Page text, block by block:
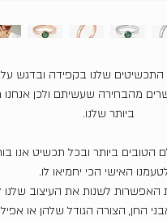
שלנו בקפידה ובדגש
מהבחירה שעשיתם ולכן
ביותר שלנו.
הטובים ביותר ובכל תכשיט אנו
האישי הכי יחמיאו לו.
האפשרות לשנות את העיצוב
החן, הצורה הגודל שלהן או